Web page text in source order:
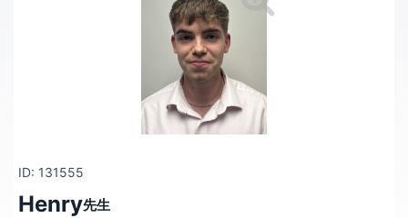
ID: 131555
Henry先生